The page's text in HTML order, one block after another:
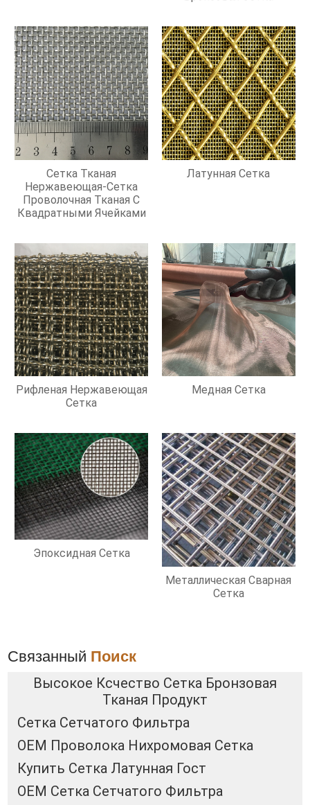
Сетка Тканая
Нержавеющая-Сетка
Проволочная Тканая С
Квадратными Ячейками
Латунная Сетка
Рифленая Нержавеющая
Сетка
Медная Сетка
Эпоксидная Сетка
Металлическая Сварная
Сетка
Связанный Поиск
Высокое Ксчество Сетка Бронзовая
Тканая Продукт
Сетка Сетчатого Фильтра
OEM Проволока Нихромовая Сетка
Купить Сетка Латунная Гост
OEM Сетка Сетчатого Фильтра